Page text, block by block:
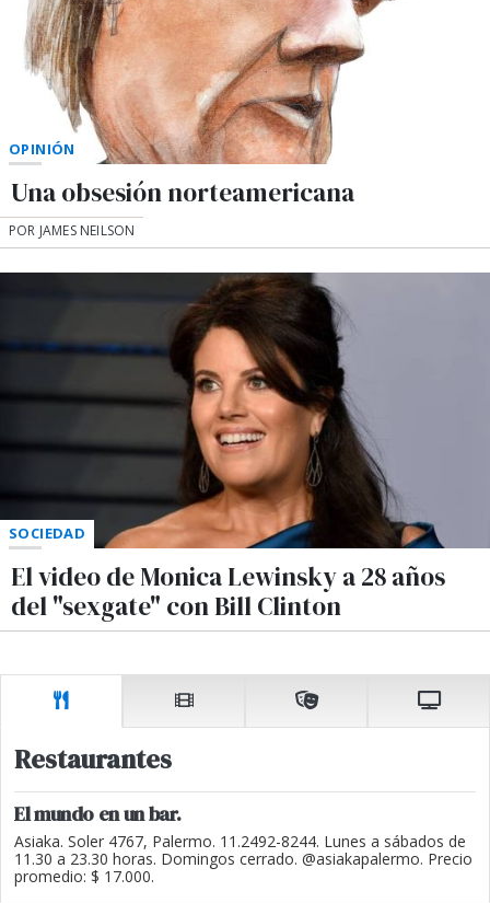
OPINIÓN
Una obsesión norteamericana
POR JAMES NEILSON
SOCIEDAD
El video de Monica Lewinsky a 28 años
del "sexgate" con Bill Clinton
Restaurantes
El mundo en un bar.
Asiaka. Soler 4767, Palermo. 11.2492-8244. Lunes a sábados de
11.30 a 23.30 horas. Domingos cerrado. @asiakapalermo. Precio
promedio: $ 17.000.